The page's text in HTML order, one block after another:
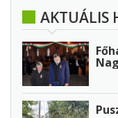
AKTUÁLIS